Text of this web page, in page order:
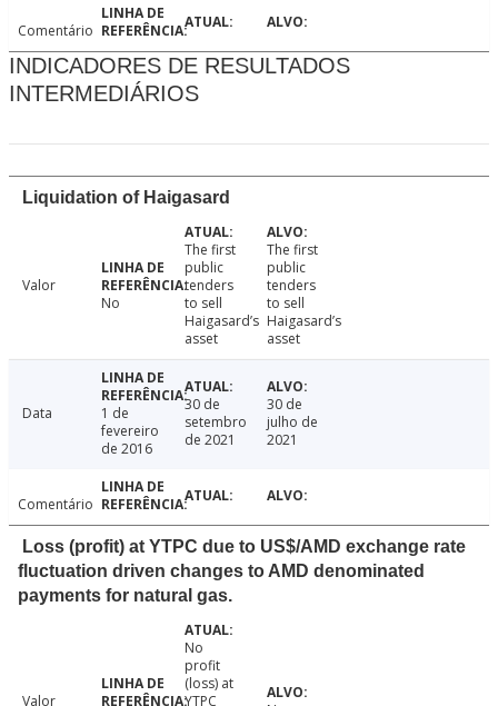
Comentário
INDICADORES DE RESULTADOS
INTERMEDIÁRIOS
Liquidation of Haigasard
Valor
No
The first
public
tenders
to sell
Haigasard’s
asset
The first
public
tenders
to sell
Haigasard’s
asset
Data
1 de
fevereiro
de 2016
30 de
setembro
de 2021
30 de
julho de
2021
Comentário
Loss (profit) at YTPC due to US$/AMD exchange rate
fluctuation driven changes to AMD denominated
payments for natural gas.
Valor
No
profit
(loss) at
YTPC